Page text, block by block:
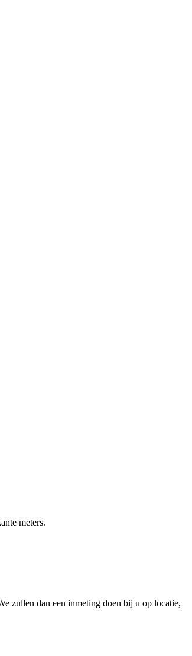
meters.
zullen dan een inmeting doen bij u op locatie,